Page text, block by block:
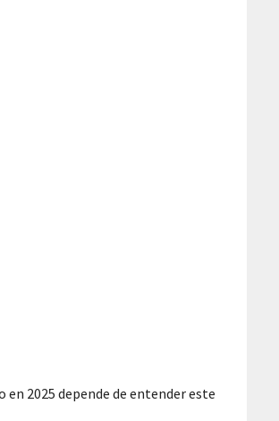
2025 depende de entender este